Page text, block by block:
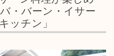
・バーン・イサー
ッチン」